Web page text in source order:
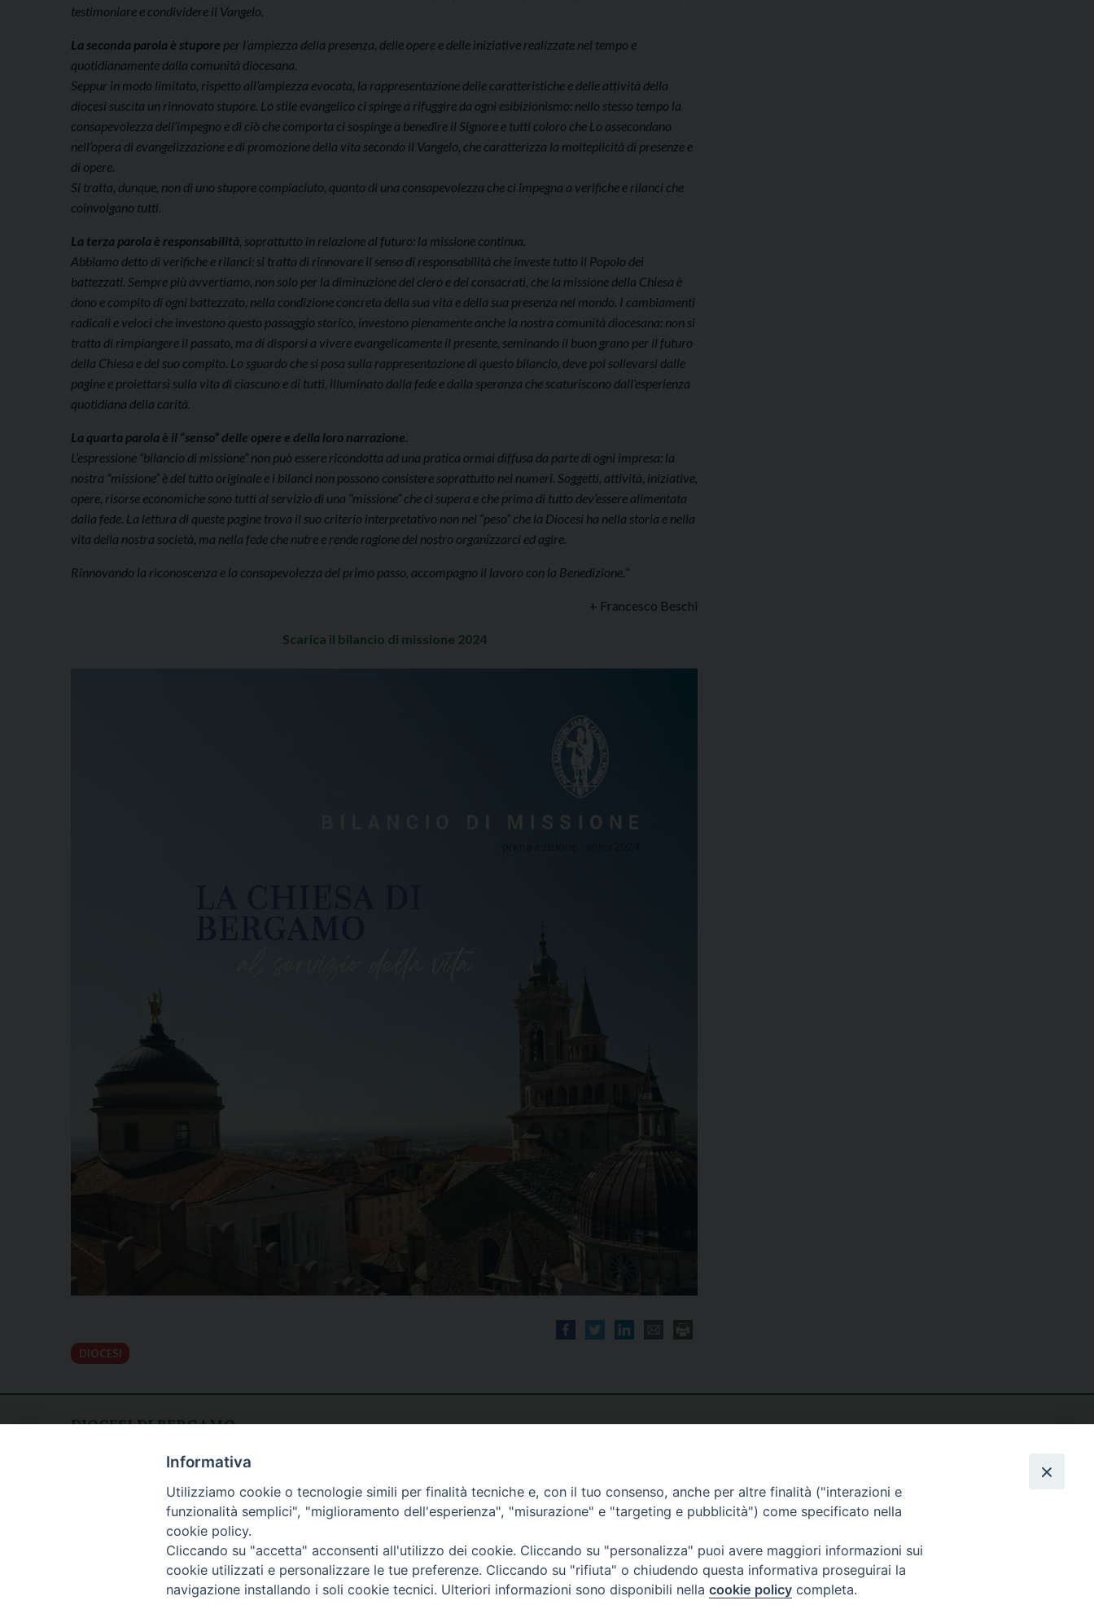
testimoniare e condividere il Vangelo.
La seconda parola è stupore per l’ampiezza della presenza, delle opere e delle iniziative realizzate nel tempo e
quotidianamente dalla comunità diocesana.
Seppur in modo limitato, rispetto all’ampiezza evocata, la rappresentazione delle caratteristiche e delle attività della
diocesi suscita un rinnovato stupore. Lo stile evangelico ci spinge a rifuggire da ogni esibizionismo: nello stesso tempo la
consapevolezza dell’impegno e di ciò che comporta ci sospinge a benedire il Signore e tutti coloro che Lo assecondano
nell’opera di evangelizzazione e di promozione della vita secondo il Vangelo, che caratterizza la molteplicità di presenze e
di opere.
Si tratta, dunque, non di uno stupore compiaciuto, quanto di una consapevolezza che ci impegna a verifiche e rilanci che
coinvolgano tutti.
La terza parola è responsabilità, soprattutto in relazione al futuro: la missione continua.
Abbiamo detto di verifiche e rilanci: si tratta di rinnovare il senso di responsabilità che investe tutto il Popolo dei
battezzati. Sempre più avvertiamo, non solo per la diminuzione del clero e dei consacrati, che la missione della Chiesa è
dono e compito di ogni battezzato, nella condizione concreta della sua vita e della sua presenza nel mondo. I cambiamenti
radicali e veloci che investono questo passaggio storico, investono pienamente anche la nostra comunità diocesana: non si
tratta di rimpiangere il passato, ma di disporsi a vivere evangelicamente il presente, seminando il buon grano per il futuro
della Chiesa e del suo compito. Lo sguardo che si posa sulla rappresentazione di questo bilancio, deve poi sollevarsi dalle
pagine e proiettarsi sulla vita di ciascuno e di tutti, illuminato dalla fede e dalla speranza che scaturiscono dall’esperienza
quotidiana della carità.
La quarta parola è il “senso” delle opere e della loro narrazione.
L’espressione “bilancio di missione” non può essere ricondotta ad una pratica ormai diffusa da parte di ogni impresa: la
nostra “missione” è del tutto originale e i bilanci non possono consistere soprattutto nei numeri. Soggetti, attività, iniziative,
opere, risorse economiche sono tutti al servizio di una “missione” che ci supera e che prima di tutto dev’essere alimentata
dalla fede. La lettura di queste pagine trova il suo criterio interpretativo non nel “peso” che la Diocesi ha nella storia e nella
vita della nostra società, ma nella fede che nutre e rende ragione del nostro organizzarci ed agire.
Rinnovando la riconoscenza e la consapevolezza del primo passo, accompagno il lavoro con la Benedizione.“
+ Francesco Beschi
Scarica il bilancio di missione 2024
DIOCESI
DIOCESI DI BERGAMO
CURIA DIOCESANA
fax: 035/278.250
Apertura al pubblico
lunedì - venerdì
h. 08.30 - 12.30
Informativa
Utilizziamo cookie o tecnologie simili per finalità tecniche e, con il tuo consenso, anche per altre finalità ("interazioni e
funzionalità semplici", "miglioramento dell'esperienza", "misurazione" e "targeting e pubblicità") come specificato nella
cookie policy.
Cliccando su "accetta" acconsenti all'utilizzo dei cookie. Cliccando su "personalizza" puoi avere maggiori informazioni sui
cookie utilizzati e personalizzare le tue preferenze. Cliccando su "rifiuta" o chiudendo questa informativa proseguirai la
navigazione installando i soli cookie tecnici. Ulteriori informazioni sono disponibili nella cookie policy completa.